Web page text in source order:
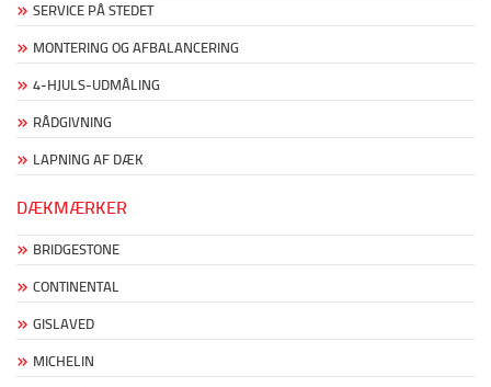
SERVICE PÅ STEDET
MONTERING OG AFBALANCERING
4-HJULS-UDMÅLING
RÅDGIVNING
LAPNING AF DÆK
DÆKMÆRKER
BRIDGESTONE
CONTINENTAL
GISLAVED
MICHELIN